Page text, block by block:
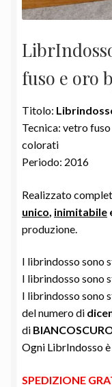
fuso e oro
Titolo:
Tecnica: vetro
colorati
Periodo: 2016
Realizzato
unico inimitabile
produzione.
I librindosso sono
I librindosso sono
I librindosso sono
del numero di
di
Ogni LibrIndosso
SPEDIZIONE